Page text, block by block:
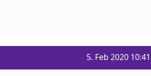
5. Feb 2020 10:41